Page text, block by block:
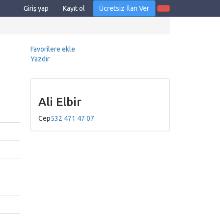
Giriş yap Kayıt ol Ücretsiz İlan Ver
Favorilere ekle
Yazdır
Ali Elbir
Cep532 471 47 07